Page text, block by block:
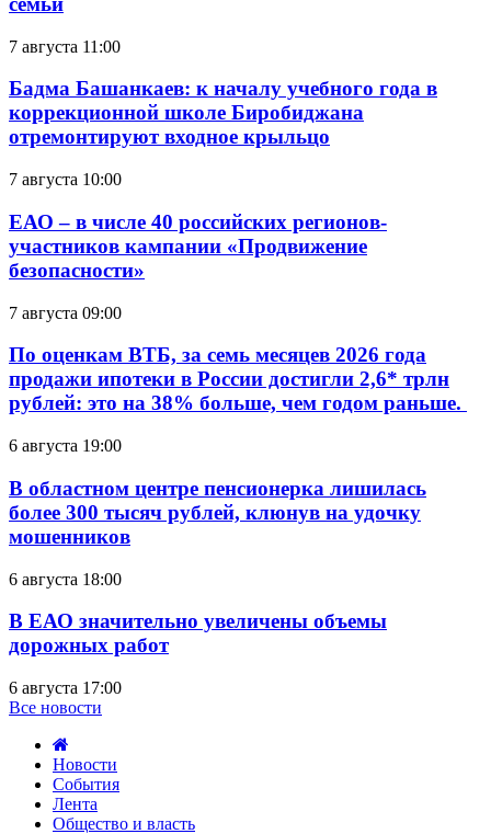
7 августа 11:00
Бадма Башанкаев: к началу учебного года в
коррекционной школе Биробиджана
отремонтируют входное крыльцо
7 августа 10:00
ЕАО – в числе 40 российских регионов-
участников кампании «Продвижение
безопасности»
7 августа 09:00
По оценкам ВТБ, за семь месяцев 2026 года
продажи ипотеки в России достигли 2,6* трлн
рублей: это на 38% больше, чем годом раньше.
6 августа 19:00
В областном центре пенсионерка лишилась
более 300 тысяч рублей, клюнув на удочку
мошенников
6 августа 18:00
В ЕАО значительно увеличены объемы
дорожных работ
6 августа 17:00
Все новости
Новости
События
Лента
Общество и власть